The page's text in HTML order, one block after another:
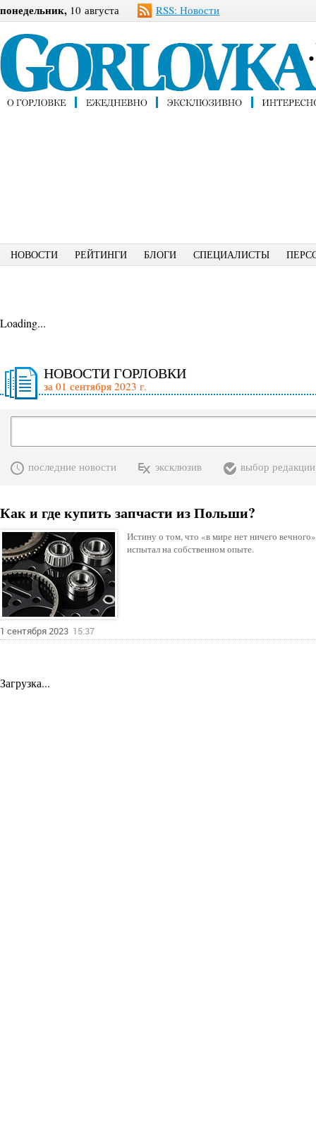
понедельник, 10 августа RSS: Новости
НОВОСТИ РЕЙТИНГИ БЛОГИ СПЕЦИАЛИСТЫ
Loading...
НОВОСТИ ГОРЛОВКИ
за 01 сентября 2023 г.
последние новости эксклюзив выбор редакции
Как и где купить запчасти из Польши?
Истину о том, что «в мире нет ничего
испытал на собственном опыте.
1 сентября 2023 15:37
Загрузка...